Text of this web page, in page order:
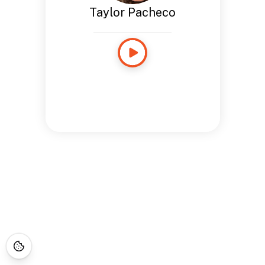
Taylor Pacheco